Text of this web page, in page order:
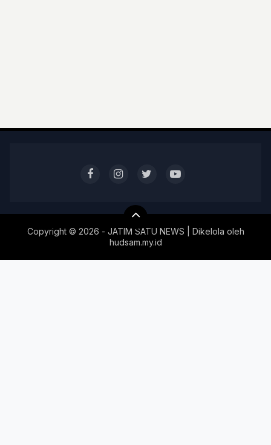
Copyright © 2026 - JATIM SATU NEWS | Dikelola oleh
hudsam.my.id